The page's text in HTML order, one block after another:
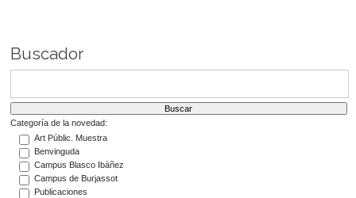
Buscador
Categoría de la novedad:
Art Públic. Muestra
Benvinguda
Campus Blasco Ibàñez
Campus de Burjassot
Publicaciones